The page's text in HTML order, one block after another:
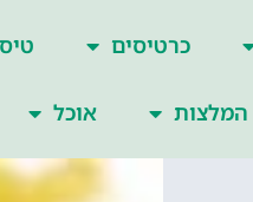
כרטיסים
המלצות אוכל